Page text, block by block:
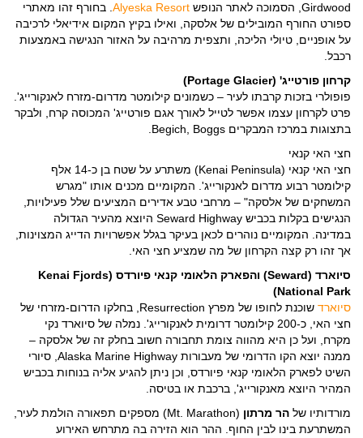
Girdwood, הסמוכה לאתר הנופש
Alyeska Resort . בחורף זהו מאתרי
ספורט החורף המובילים של אלסקה, ואילו בקיץ המקום אידיאלי לרכיבה
על אופניים, טיולי הליכה, ותצפית מרהיבה על האזור הנגישה באמצעות
רכבל.
קרחון פורטייג' (Portage Glacier)
פופולרי בזכות קרבתו לעיר – כשמונים קילומטר מדרום-מזרח לאנקורייג'.
פרט לקרחון עצמו אפשר לטייל לאורך אגם פורטייג' המכוסה קרח, ולבקר
בתצוגות במרכז המבקרים Begich, Boggs.
חצי האי קנאי
חצי האי קנאי (Kenai Peninsula) משתרע על שטח בן כ-14 אלף
קילומטר רבוע מדרום לאנקורייג'. המקומיים מכנים אותו "מגרש
המשחקים של אלסקה" – מרחבי טבע אדירים המציעים שלל פעילויות,
הנגישים בקלות בכביש Seward Highway היוצא מהעיר הגדולה
במדינה. המקומיים נוהרים לכאן בעיקר בגלל אפשרויות הדייג המצוינות,
אך זהו רק קצה הקרחון של מה שמציע חצי האי.
סיוארד (Seward) והפארק הלאומי קנאי פיורדס (Kenai Fjords
National Park)
סיוארד
שוכנת לחופו של מפרץ Resurrection, בחלקו הדרום-מזרחי של
חצי האי, כ-200 קילומטר דרומית לאנקורייג'. נמלה של סיוארד נקי
מקרח, ועל כן היא מהווה צומת תחבורה חשוב בחלק זה של אלסקה –
ממנה יוצא הקו הדרומי של מעבורות Alaska Marine Highway, סיורי
השיט לפארק הלאומי קנאי פיורדס, וכן ניתן להגיע אליה בנוחות בכביש
המהיר היוצא מאנקורייג', ברכבת או בטיסה.
מורדותיו של הר מרתון
(Mt. Marathon) מספקים תפאורה הולמת לעיר,
המשתרעת בינו לבין החוף. ההר הוא הזירה בה מתרחש האירוע